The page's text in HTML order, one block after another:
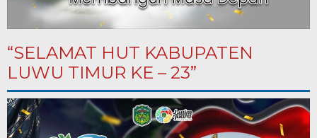
“SELAMAT HUT KABUPATEN
LUWU TIMUR KE – 23”